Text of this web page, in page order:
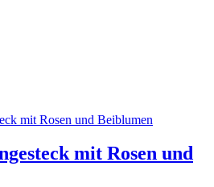
mit Rosen und